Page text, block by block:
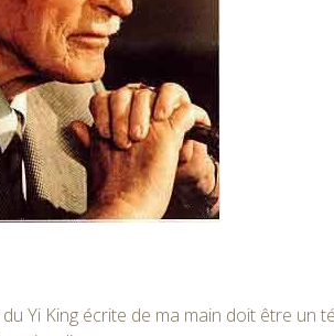
Yi King écrite de ma main doit être un